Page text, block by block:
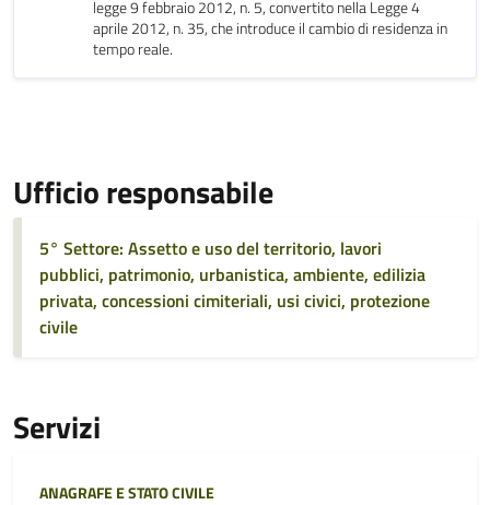
legge 9 febbraio 2012, n. 5, convertito nella Legge 4
aprile 2012, n. 35, che introduce il cambio di residenza in
tempo reale.
Ufficio responsabile
5° Settore: Assetto e uso del territorio, lavori
pubblici, patrimonio, urbanistica, ambiente, edilizia
privata, concessioni cimiteriali, usi civici, protezione
civile
Servizi
Categoria:
ANAGRAFE E STATO CIVILE